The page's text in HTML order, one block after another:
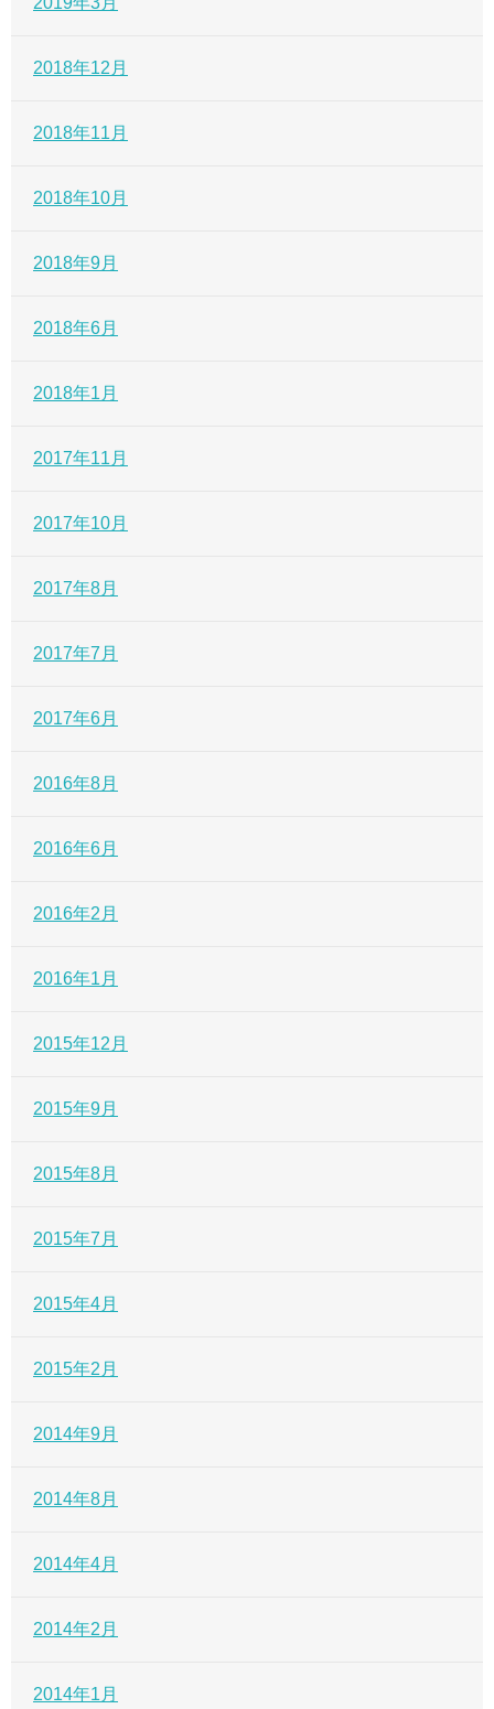
2018年12月
2018年11月
2018年10月
2018年9月
2018年6月
2018年1月
2017年11月
2017年10月
2017年8月
2017年7月
2017年6月
2016年8月
2016年6月
2016年2月
2016年1月
2015年12月
2015年9月
2015年8月
2015年7月
2015年4月
2015年2月
2014年9月
2014年8月
2014年4月
2014年2月
2014年1月